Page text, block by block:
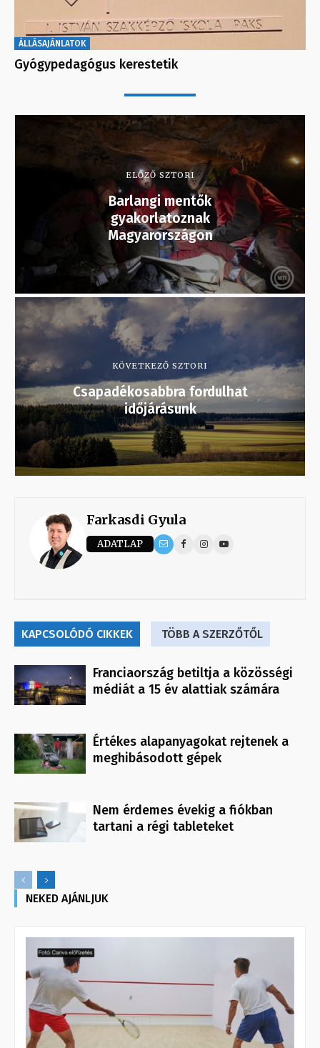
ÁLLÁSAJÁNLATOK
Gyógypedagógus kerestetik
ELŐZŐ SZTORI
Barlangi mentők
gyakorlatoznak
Magyarországon
KÖVETKEZŐ SZTORI
Csapadékosabbra fordulhat
időjárásunk
Farkasdi Gyula
ADATLAP
KAPCSOLÓDÓ CIKKEK TÖBB A SZERZŐTŐL
Franciaország betiltja a közösségi
médiát a 15 év alattiak számára
Értékes alapanyagokat rejtenek a
meghibásodott gépek
Nem érdemes évekig a fiókban
tartani a régi tableteket
NEKED AJÁNLJUK